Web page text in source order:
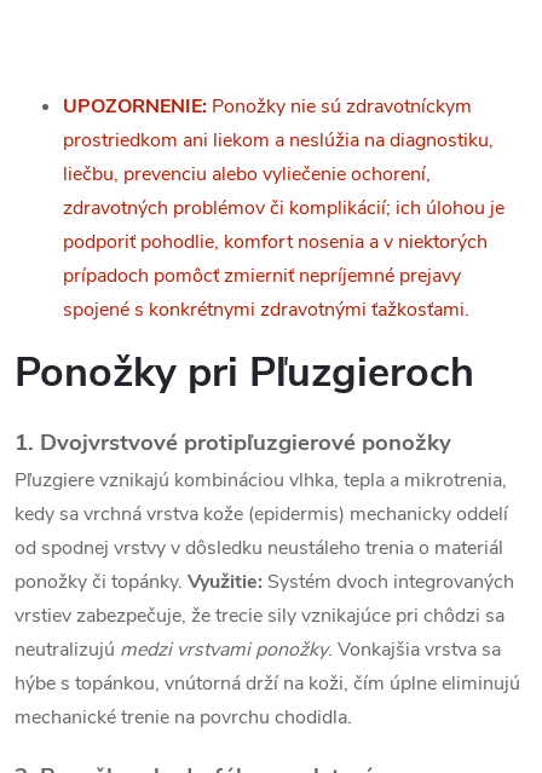
c
i
e
p
r
v
k
y
UPOZORNENIE: Ponožky nie sú zdravotníckym
prostriedkom ani liekom a neslúžia na diagnostiku,
liečbu, prevenciu alebo vyliečenie ochorení,
zdravotných problémov či komplikácií; ich úlohou je
podporiť pohodlie, komfort nosenia a v niektorých
prípadoch pomôcť zmierniť nepríjemné prejavy
spojené s konkrétnymi zdravotnými ťažkosťami.
Ponožky pri Pľuzgieroch
1. Dvojvrstvové protipľuzgierové ponožky
Pľuzgiere vznikajú kombináciou vlhka, tepla a mikrotrenia,
kedy sa vrchná vrstva kože (epidermis) mechanicky oddelí
od spodnej vrstvy v dôsledku neustáleho trenia o materiál
ponožky či topánky. Využitie: Systém dvoch integrovaných
vrstiev zabezpečuje, že trecie sily vznikajúce pri chôdzi sa
neutralizujú medzi vrstvami ponožky. Vonkajšia vrstva sa
hýbe s topánkou, vnútorná drží na koži, čím úplne eliminujú
mechanické trenie na povrchu chodidla.